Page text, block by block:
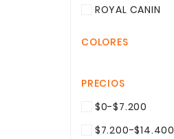
ROYAL CANIN
COLORES
PRECIOS
$0-$7.200
$7.200-$14.400